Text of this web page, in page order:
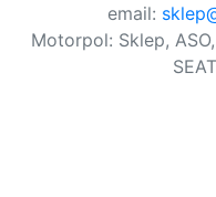
email:
Motorpol: Sklep,